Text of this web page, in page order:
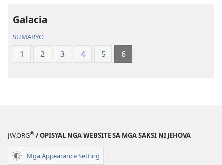
RebisadongRebisadong
Galacia
SUMARYO
1 2 3 4 5 6
JW.ORG® / OPISYAL NGA WEBSITE SA MGA SAKSI NI JEHOVA
Mga Appearance Setting